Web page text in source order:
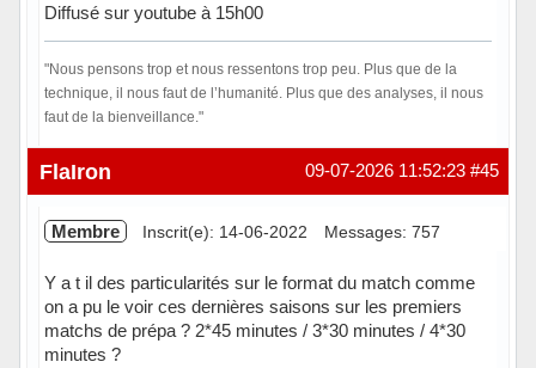
Diffusé sur youtube à 15h00
"Nous pensons trop et nous ressentons trop peu. Plus que de la
technique, il nous faut de l’humanité. Plus que des analyses, il nous
faut de la bienveillance."
Hors ligne #45
09-07-2026 11:52:23
FlaIron
Membre Inscrit(e): 14-06-2022 Messages: 757
Y a t il des particularités sur le format du match comme
on a pu le voir ces dernières saisons sur les premiers
matchs de prépa ? 2*45 minutes / 3*30 minutes / 4*30
minutes ?